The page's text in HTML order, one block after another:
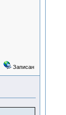
Записан